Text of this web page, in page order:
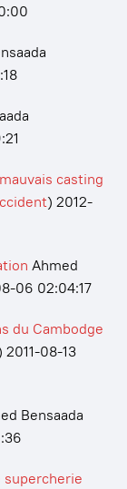
casting
) 2012-
Ahmed
06 02:04:17
du Cambodge
2011-08-13
Bensaada
supercherie